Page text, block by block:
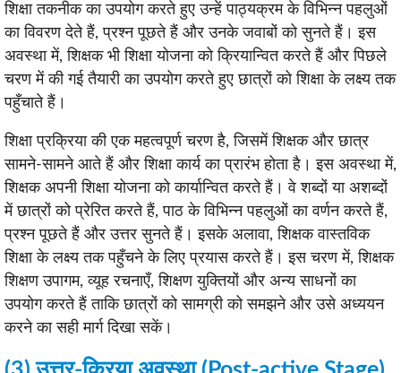
शिक्षा तकनीक का उपयोग करते हुए उन्हें पाठ्यक्रम के विभिन्न पहलुओं
का विवरण देते हैं, प्रश्न पूछते हैं और उनके जवाबों को सुनते हैं। इस
अवस्था में, शिक्षक भी शिक्षा योजना को क्रियान्वित करते हैं और पिछले
चरण में की गई तैयारी का उपयोग करते हुए छात्रों को शिक्षा के लक्ष्य तक
पहुँचाते हैं।
शिक्षा प्रक्रिया की एक महत्वपूर्ण चरण है, जिसमें शिक्षक और छात्र
सामने-सामने आते हैं और शिक्षा कार्य का प्रारंभ होता है। इस अवस्था में,
शिक्षक अपनी शिक्षा योजना को कार्यान्वित करते हैं। वे शब्दों या अशब्दों
में छात्रों को प्रेरित करते हैं, पाठ के विभिन्न पहलुओं का वर्णन करते हैं,
प्रश्न पूछते हैं और उत्तर सुनते हैं। इसके अलावा, शिक्षक वास्तविक
शिक्षा के लक्ष्य तक पहुँचने के लिए प्रयास करते हैं। इस चरण में, शिक्षक
शिक्षण उपागम, व्यूह रचनाएँ, शिक्षण युक्तियों और अन्य साधनों का
उपयोग करते हैं ताकि छात्रों को सामग्री को समझने और उसे अध्ययन
करने का सही मार्ग दिखा सकें।